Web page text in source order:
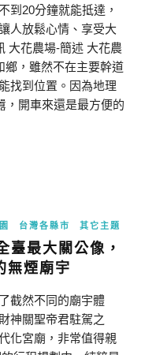
到20分鐘就能抵達，
人放鬆心情、享受大
大花農場-簡述 大花農
鄉，雖然不在主要幹道
找到位置。因為地理
，開車來還是最方便的
台灣各縣市 其它主題
臺最大關公像，
無煙廟宇
截然不同的廟宇體
神關聖帝君駐駕之
化宮廟，非常值得親